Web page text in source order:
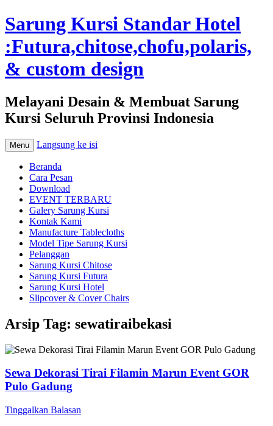
Sarung Kursi Standar Hotel
:Futura,chitose,chofu,polaris,
& custom design
Melayani Desain & Membuat Sarung
Kursi Seluruh Provinsi Indonesia
Menu Langsung ke isi
Beranda
Cara Pesan
Download
EVENT TERBARU
Galery Sarung Kursi
Kontak Kami
Manufacture Tablecloths
Model Tipe Sarung Kursi
Pelanggan
Sarung Kursi Chitose
Sarung Kursi Futura
Sarung Kursi Hotel
Slipcover & Cover Chairs
Arsip Tag: sewatiraibekasi
Sewa Dekorasi Tirai Filamin Marun Event GOR
Pulo Gadung
Tinggalkan Balasan